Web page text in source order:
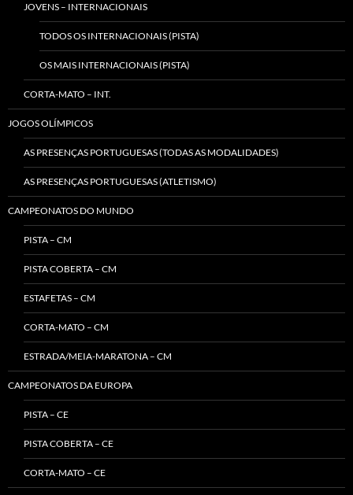
JOVENS – INTERNACIONAIS
TODOS OS INTERNACIONAIS (PISTA)
OS MAIS INTERNACIONAIS (PISTA)
CORTA-MATO – INT.
JOGOS OLÍMPICOS
AS PRESENÇAS PORTUGUESAS (TODAS AS MODALIDADES)
AS PRESENÇAS PORTUGUESAS (ATLETISMO)
CAMPEONATOS DO MUNDO
PISTA – CM
PISTA COBERTA – CM
ESTAFETAS – CM
CORTA-MATO – CM
ESTRADA/MEIA-MARATONA – CM
CAMPEONATOS DA EUROPA
PISTA – CE
PISTA COBERTA – CE
CORTA-MATO – CE